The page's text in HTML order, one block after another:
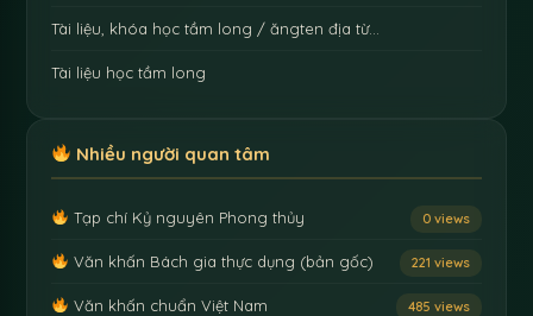
Tài liệu, khóa học tầm long / ăngten địa từ…
Tài liệu học tầm long
Nhiều người quan tâm
Tạp chí Kỷ nguyên Phong thủy 0 views
Văn khấn Bách gia thực dụng (bản gốc) 221 views
Văn khấn chuẩn Việt Nam 485 views